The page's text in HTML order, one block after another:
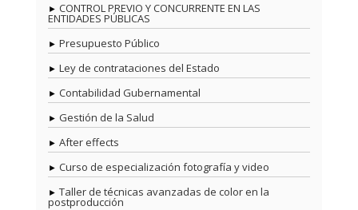
CONTROL PREVIO Y CONCURRENTE EN LAS
ENTIDADES PÚBLICAS
Presupuesto Público
Ley de contrataciones del Estado
Contabilidad Gubernamental
Gestión de la Salud
After effects
Curso de especialización fotografía y video
Taller de técnicas avanzadas de color en la
postproducción